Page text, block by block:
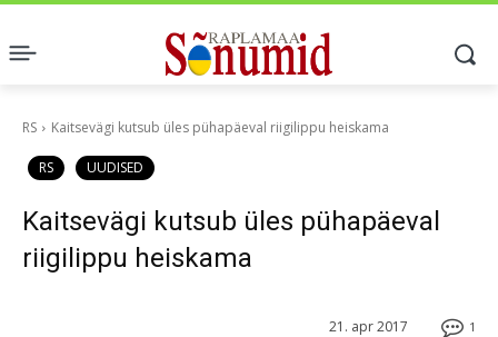
RS Kaitsevägi kutsub üles pühapäeval riigilippu heiskama
RS UUDISED
Kaitsevägi kutsub üles pühapäeval
riigilippu heiskama
1
21. apr 2017